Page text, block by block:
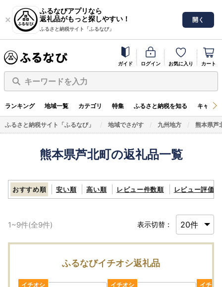
ふるなびアプリなら
返礼品がもっと探しやすい！
ふるさと納税サイト「ふるなび」
開く
ガイド ログイン お気に入り カート
キーワードを入力
ランキング 地域一覧 カテゴリ 特集 ふるさと納税を知る キャン
ふるさと納税サイト「ふるなび」 地域でさがす 九州地方 熊本県芦
熊本県芦北町の返礼品一覧
おすすめ順 安い順 高い順 レビュー件数順 レビュー評価順
1~9件(全9件) 表示切替：
ふるなびイチオシ返礼品